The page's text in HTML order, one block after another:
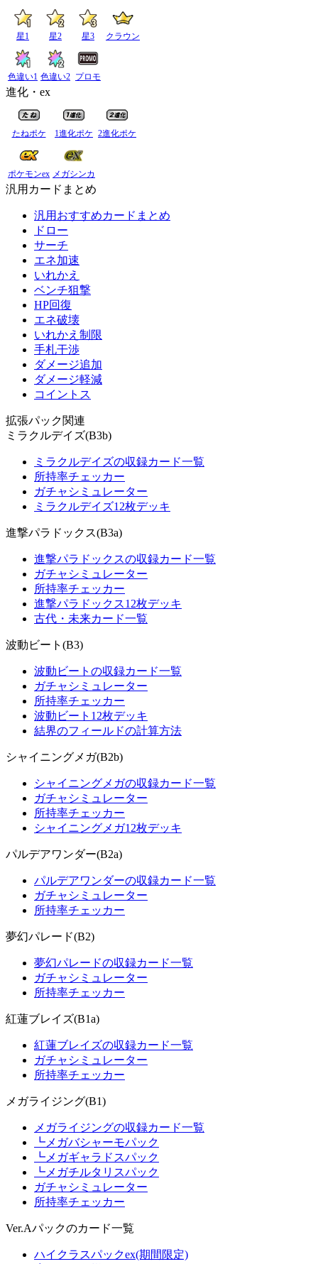
星1 星2 星3 クラウン
色違い1 色違い2 プロモ
進化・ex
たねポケ 1進化ポケ 2進化ポケ
ポケモンex メガシンカ
汎用カードまとめ
汎用おすすめカードまとめ
ドロー
サーチ
エネ加速
いれかえ
ベンチ狙撃
HP回復
エネ破壊
いれかえ制限
手札干渉
ダメージ追加
ダメージ軽減
コイントス
拡張パック関連
ミラクルデイズ(B3b)
ミラクルデイズの収録カード一覧
所持率チェッカー
ガチャシミュレーター
ミラクルデイズ12枚デッキ
進撃パラドックス(B3a)
進撃パラドックスの収録カード一覧
ガチャシミュレーター
所持率チェッカー
進撃パラドックス12枚デッキ
古代・未来カード一覧
波動ビート(B3)
波動ビートの収録カード一覧
ガチャシミュレーター
所持率チェッカー
波動ビート12枚デッキ
結界のフィールドの計算方法
シャイニングメガ(B2b)
シャイニングメガの収録カード一覧
ガチャシミュレーター
所持率チェッカー
シャイニングメガ12枚デッキ
パルデアワンダー(B2a)
パルデアワンダーの収録カード一覧
ガチャシミュレーター
所持率チェッカー
夢幻パレード(B2)
夢幻パレードの収録カード一覧
ガチャシミュレーター
所持率チェッカー
紅蓮ブレイズ(B1a)
紅蓮ブレイズの収録カード一覧
ガチャシミュレーター
所持率チェッカー
メガライジング(B1)
メガライジングの収録カード一覧
┗メガバシャーモパック
┗メガギャラドスパック
┗メガチルタリスパック
ガチャシミュレーター
所持率チェッカー
Ver.Aパックのカード一覧
ハイクラスパックex(期間限定)